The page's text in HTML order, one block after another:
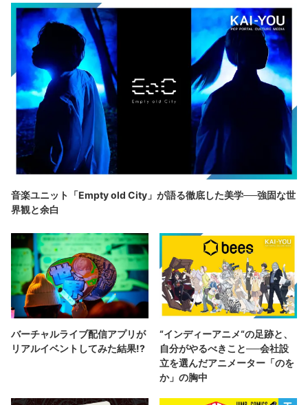
音楽ユニット「Empty old City」が語る徹底した美学──強固な世
界観と余白
バーチャルライブ配信アプリが
リアルイベントしてみた結果!?
“インディーアニメ“の足跡と、
自分がやるべきこと──会社設
立を選んだアニメーター「のを
か」の胸中